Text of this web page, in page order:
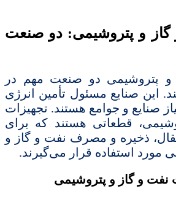
گاز و پتروشیمی: دو صنعت
و پتروشیمی دو صنعت مهم در
این صنایع مسئول تأمین انرژی
صنایع و جوامع هستند. تجهیزات
قطعاتی هستند که برای
ذخیره و مصرف نفت و گاز و
مورد استفاده قرار می‌گیرند.
نفت و گاز و پتروشیمی